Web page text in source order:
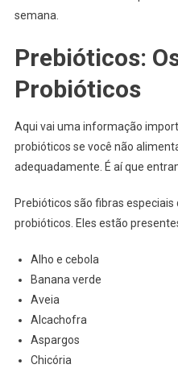
semana.
Prebióticos:
Probióticos
Aqui vai uma informação
probióticos se você não
adequadamente. É aí que
Prebióticos são fibras
probióticos. Eles estão
Alho e cebola
Banana verde
Aveia
Alcachofra
Aspargos
Chicória